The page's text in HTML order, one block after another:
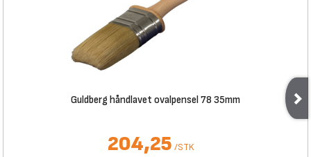
Guldberg håndlavet ovalpensel 78 35mm
204,25 /STK